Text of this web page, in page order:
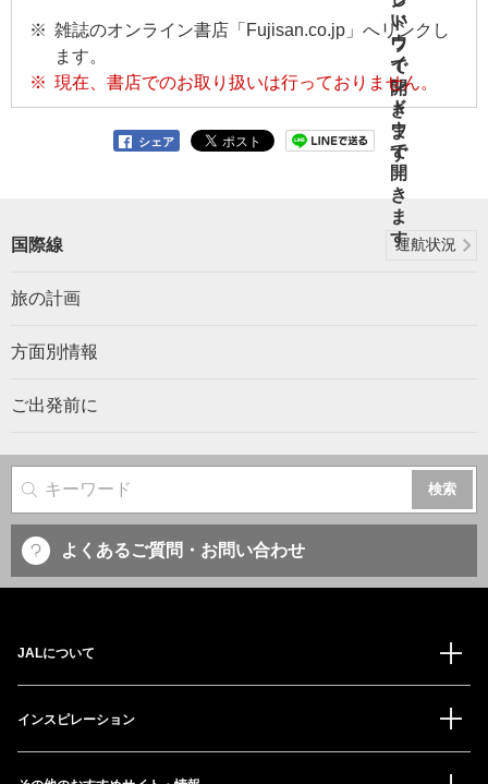
雑誌のオンライン書店「Fujisan.co.jp」へリンクし
ます。
現在、書店でのお取り扱いは行っておりません。
シェア
国際線 運航状況
旅の計画
方面別情報
ご出発前に
サイト内検索
よくあるご質問・お問い合わせ
JALについて
インスピレーション